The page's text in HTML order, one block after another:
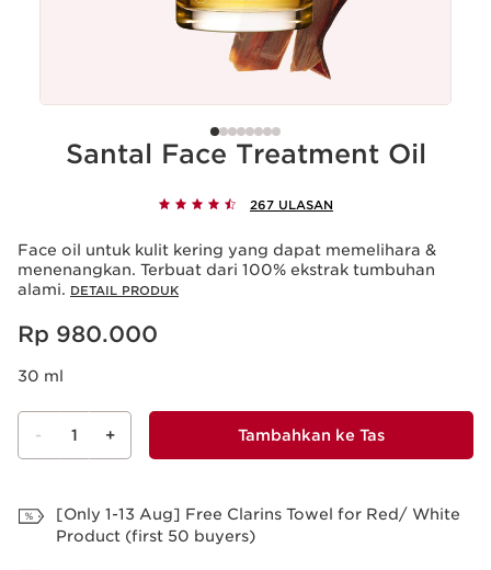
Santal Face Treatment Oil
267 ULASAN
Face oil untuk kulit kering yang dapat memelihara &
menenangkan. Terbuat dari 100% ekstrak tumbuhan
alami. DETAIL PRODUK
Harga sekarang Rp 980.000
Rp 980.000
30 ml
- 1 + Tambahkan ke Tas
[Only 1-13 Aug] Free Clarins Towel for Red/ White
Product (first 50 buyers)